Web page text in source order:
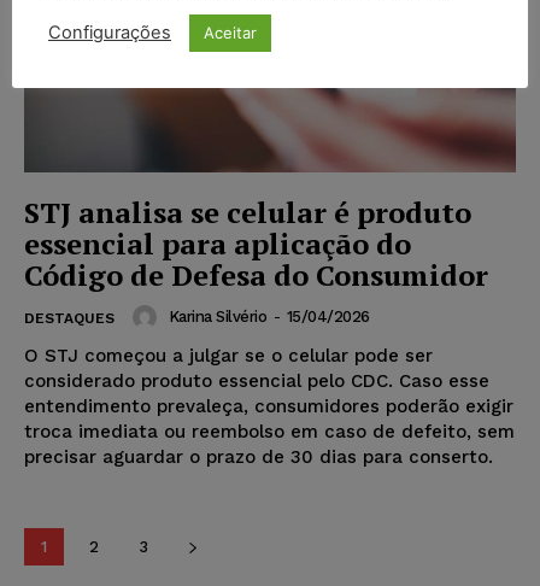
STJ analisa se celular é produto
essencial para aplicação do
Código de Defesa do Consumidor
DESTAQUES Karina Silvério - 15/04/2026
O STJ começou a julgar se o celular pode ser
considerado produto essencial pelo CDC. Caso esse
entendimento prevaleça, consumidores poderão exigir
troca imediata ou reembolso em caso de defeito, sem
precisar aguardar o prazo de 30 dias para conserto.
1 2 3
Configurações Aceitar